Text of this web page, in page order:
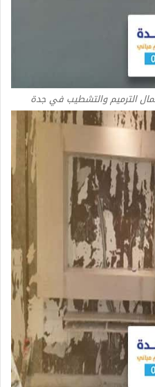
الترميم والتشطيب في جدة